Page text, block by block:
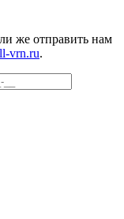
же отправить нам
vrn.ru.